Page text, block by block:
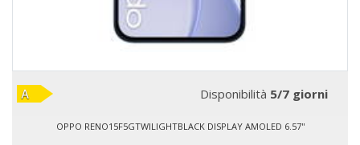
Disponibilità 5/7 giorni
OPPO RENO15F5GTWILIGHTBLACK DISPLAY AMOLED 6.57''